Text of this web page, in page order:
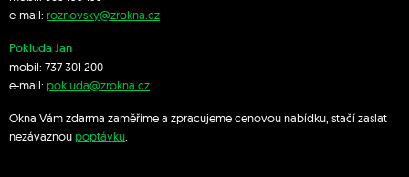
e-mail: roznovsky@zrokna.cz
Pokluda Jan
mobil: 737 301 200
e-mail: pokluda@zrokna.cz
Okna Vám zdarma zaměříme a zpracujeme cenovou nabídku, stačí zaslat
nezávaznoupoptávku